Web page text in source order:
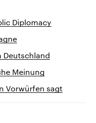
Diplomacy
Deutschland
Meinung
Vorwürfen sagt